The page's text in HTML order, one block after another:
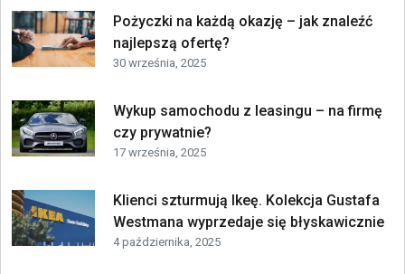
Pożyczki na każdą okazję – jak znaleźć
najlepszą ofertę?
30 września, 2025
Wykup samochodu z leasingu – na firmę
czy prywatnie?
17 września, 2025
Klienci szturmują Ikeę. Kolekcja Gustafa
Westmana wyprzedaje się błyskawicznie
4 października, 2025